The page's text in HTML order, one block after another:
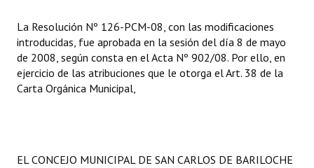
Antiguos Pobladores
Noticias Destacadas
Registros y Distinciones
La Resolución Nº 126-PCM-08, con las modificaciones
introducidas, fue aprobada en la sesión del día 8 de mayo
de 2008, según consta en el Acta Nº 902/08. Por ello, en
ejercicio de las atribuciones que le otorga el Art. 38 de la
Carta Orgánica Municipal,
EL CONCEJO MUNICIPAL DE SAN CARLOS DE BARILOCHE